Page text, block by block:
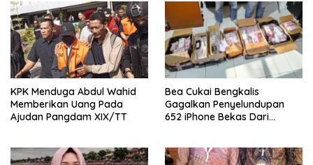
KPK Menduga Abdul Wahid
Memberikan Uang Pada
Ajudan Pangdam XIX/TT
Bea Cukai Bengkalis
Gagalkan Penyelundupan
652 iPhone Bekas Dari